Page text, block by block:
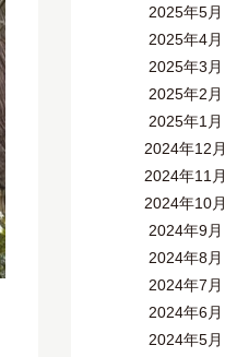
2025年5月
2025年4月
2025年3月
2025年2月
2025年1月
2024年12月
2024年11月
2024年10月
2024年9月
2024年8月
2024年7月
2024年6月
2024年5月